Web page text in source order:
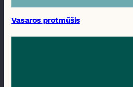
Vasaros protmūšis